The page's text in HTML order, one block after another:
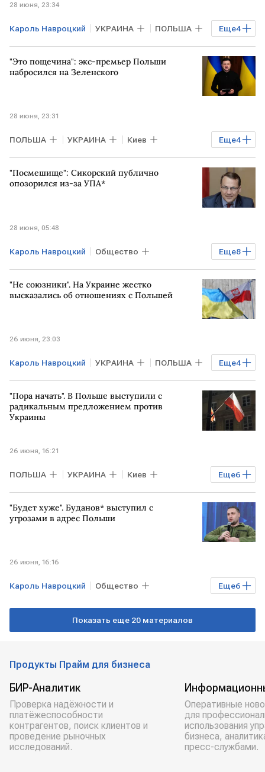
28 июня, 23:34
Еще4
Кароль Навроцкий УКРАИНА ПОЛЬША
Киевская область
Владимир Зеленский
"Это пощечина": экс-премьер Польши
набросился на Зеленского
28 июня, 23:31
Еще4
ПОЛЬША УКРАИНА Киев
Владимир Зеленский Дональд Туск
Матеуш Моравецкий
"Посмешище": Сикорский публично
опозорился из-за УПА*
28 июня, 05:48
Еще8
Кароль Навроцкий Общество
Мировая экономика ПОЛЬША
Жешув УКРАИНА
Владимир Зеленский
"Не союзники". На Украине жестко
высказались об отношениях с Польшей
26 июня, 23:03
Еще4
Кароль Навроцкий УКРАИНА ПОЛЬША
Киев Владимир Зеленский ЕС
ВСУ
"Пора начать". В Польше выступили с
радикальным предложением против
Украины
26 июня, 16:21
Еще6
ПОЛЬША УКРАИНА Киев
Владимир Зеленский
Ярослав Качиньский
"Будет хуже". Буданов* выступил с
угрозами в адрес Польши
26 июня, 16:16
Еще6
Кароль Навроцкий Общество
ПОЛЬША УКРАИНА
Андрей Мельник
Владимир Зеленский
Показать еще 20 материалов
Продукты Прайм для бизнеса
БИР-Аналитик
Проверка надёжности и
платёжеспособности
контрагентов, поиск клиентов и
проведение рыночных
исследований.
Оперативные
для
использования
бизнеса,
пресс-службами.